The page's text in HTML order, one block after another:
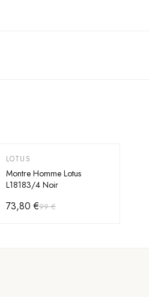
-25%
LOTUS
Montre Homme Lotus
L18183/4 Noir
73,80 €99 €